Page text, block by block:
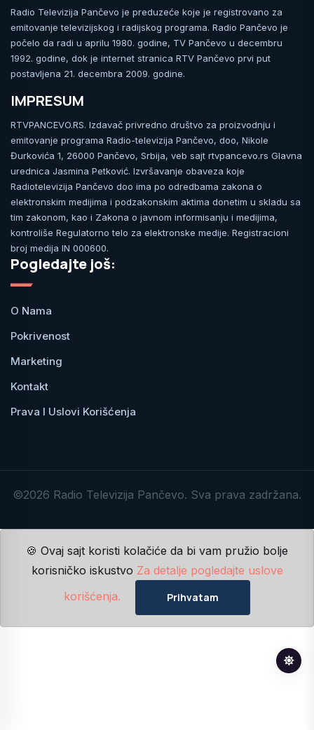
Radio Televizija Pančevo je preduzeće koje je registrovano za
emitovanje televizijskog i radijskog programa. Radio Pančevo je
počelo da radi u aprilu 1980. godine, TV Pančevo u decembru
1992. godine, dok je internet stranica RTV Pančevo prvi put
postavljena 21. decembra 2009. godine.
IMPRESUM
RTVPANCEVO.RS. Izdavač privredno društvo za proizvodnju i
emitovanje programa Radio-televizija Pančevo, doo, Nikole
Đurkovića 1, 26000 Pančevo, Srbija, veb sajt rtvpancevo.rs Glavna
urednica Jasmina Petković. Izvršavanje obaveza koje
Radiotelevizija Pančevo doo ima po odredbama zakona o
elektronskim medijima i podzakonskim aktima donetim u skladu sa
tim zakonom, kao i Zakona o javnom informisanju i medijima,
kontroliše Regulatorno telo za elektronske medije. Registracioni
broj medija IN 000600.
Pogledajte još:
O Nama
Pokrivenost
Marketing
Kontakt
Prava I Uslovi Korišćenja
©2026 Radio Televizija Pančevo. Sva prava zadržana.
🍪 Ovaj sajt koristi kolačiće da bi vam pružio bolje
korisničko iskustvo Za detalje pogledajte uslove
korišćenja.
Prihvatam